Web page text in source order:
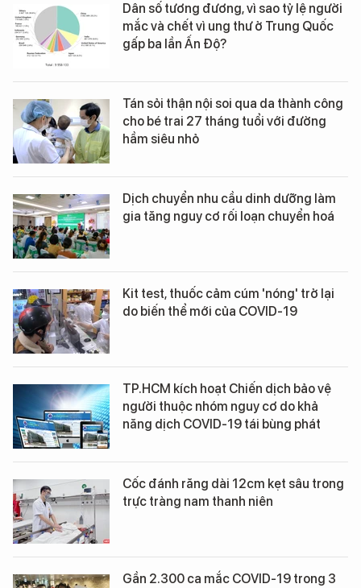
Dân số tương đương, vì sao tỷ lệ người
mắc và chết vì ung thư ở Trung Quốc
gấp ba lần Ấn Độ?
Tán sỏi thận nội soi qua da thành công
cho bé trai 27 tháng tuổi với đường
hầm siêu nhỏ
Dịch chuyển nhu cầu dinh dưỡng làm
gia tăng nguy cơ rối loạn chuyển hoá
Kit test, thuốc cảm cúm 'nóng' trở lại
do biến thể mới của COVID-19
TP.HCM kích hoạt Chiến dịch bảo vệ
người thuộc nhóm nguy cơ do khả
năng dịch COVID-19 tái bùng phát
Cốc đánh răng dài 12cm kẹt sâu trong
trực tràng nam thanh niên
Gần 2.300 ca mắc COVID-19 trong 3